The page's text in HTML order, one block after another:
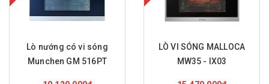
Lò nướng có vi sóng
Munchen GM 516PT
LÒ VI SÓNG MALLOCA
MW35 - IX03